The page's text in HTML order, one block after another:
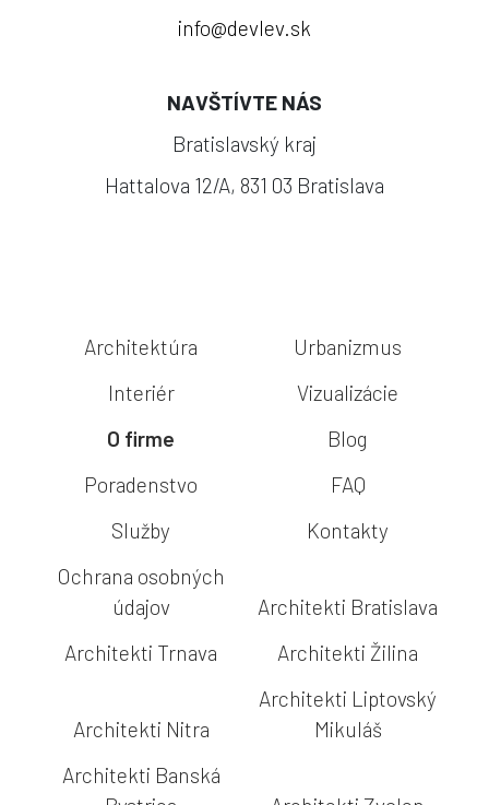
info@devlev.sk
NAVŠTÍVTE NÁS
Bratislavský kraj
Hattalova 12/A, 831 03 Bratislava
Architektúra
Urbanizmus
Interiér
Vizualizácie
O firme
Blog
Poradenstvo
FAQ
Služby
Kontakty
Ochrana osobných
údajov
Architekti Bratislava
Architekti Trnava
Architekti Žilina
Architekti Nitra
Architekti Liptovský
Mikuláš
Architekti Banská